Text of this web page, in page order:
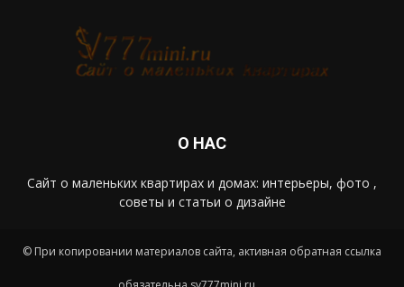
О НАС
Сайт о маленьких квартирах и домах: интерьеры, фото ,
советы и статьи о дизайне
© При копировании материалов сайта, активная обратная ссылка